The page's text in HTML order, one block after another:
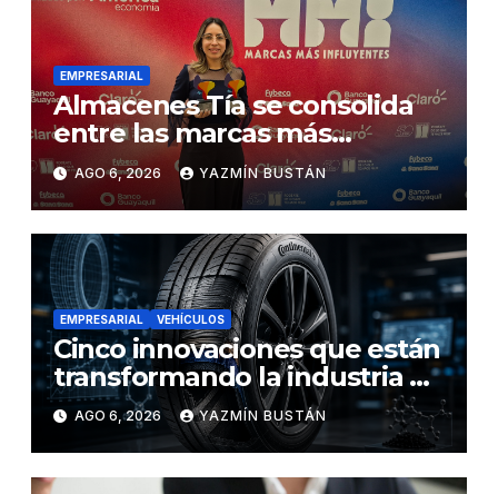
EMPRESARIAL
Almacenes Tía se consolida
entre las marcas más
influyentes del Ecuador
AGO 6, 2026 YAZMÍN BUSTÁN
EMPRESARIAL VEHÍCULOS
Cinco innovaciones que están
transformando la industria de
los neumáticos y redefinen el
futuro de la movilidad
AGO 6, 2026 YAZMÍN BUSTÁN